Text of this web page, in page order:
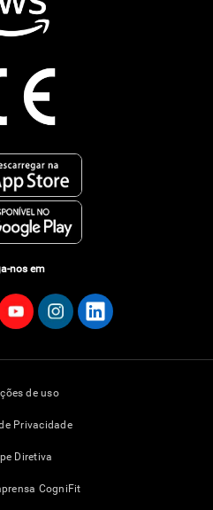
nos em
de uso
Privacidade
Diretiva
CogniFit